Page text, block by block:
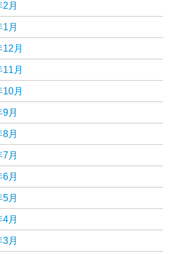
月
月
月
月
月
月
月
月
月
月
月
月